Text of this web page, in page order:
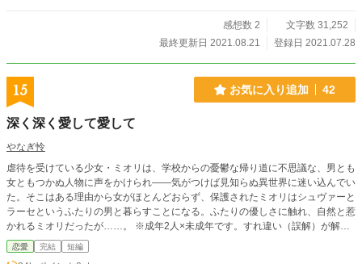
感想数 2
文字数 31,252
最終更新日 2021.08.21
登録日 2021.07.28
15 お気に入り追加 42
深く深く愛して愛して
やなぎ怜
虐待を受けている少女・ミオリは、学校からの憂鬱な帰り道に不思議な、男とも
女ともつかぬ人物に声をかけられ――気がつけば見知らぬ異世界に迷い込んでい
た。そこはある理由から女がほとんどおらず、保護されたミオリはシュヴァーと
ラーセというふたりの男と暮らすことになる。ふたりの優しさに触れ、自然と惹
かれるミオリだったが……。 ※成年2人×未成年です。すれ違い（誤解）が解消
されないまま終わります。なお、解消されてもメリバです。また、メインは男女
CPですが舞台設定の都合上、同性愛の話題が登場します。 ※他投稿サイトにも
恋愛 完結 短編